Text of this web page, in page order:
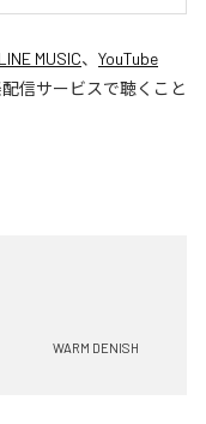
LINE MUSIC、 YouTube
信サービスで聴くこと
WARM DENISH